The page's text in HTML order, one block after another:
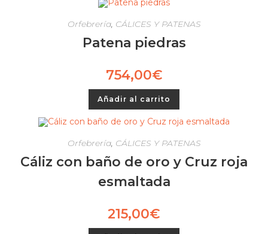
Orfebrería, CÁLICES Y PATENAS
Patena piedras
754,00€
Añadir al carrito
Orfebrería, CÁLICES Y PATENAS
Cáliz con baño de oro y Cruz roja
esmaltada
215,00€